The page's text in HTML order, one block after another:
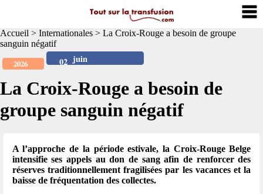
Accueil > Internationales > La Croix-Rouge a besoin de groupe
sanguin négatif
juin
02
2026
La Croix-Rouge a besoin de
groupe sanguin négatif
A l’approche de la période estivale, la Croix-Rouge Belge
intensifie ses appels au don de sang afin de renforcer des
réserves traditionnellement fragilisées par les vacances et la
baisse de fréquentation des collectes.